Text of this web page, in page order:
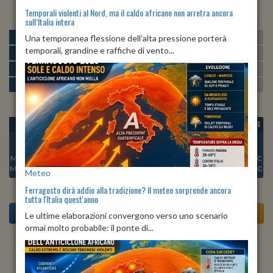
MATTINA min:19º max:29º U:
POMERIGGIO min:27º max:28º
SERA min:22º max:27º U:79% 87%
NOTTE min: 20º max:22º U:86%
OGGI
Min:
20°C
Max:20°C
DOM 09
Min:
Max:20°C
LUN 10
Min:19°C
Max:21°C
MAR 11
Min:
20°C
Max:22°C
MER 12
Max:22°C
GIO 13
Min:16°C
Max:19°C
VEN 14
16°C
Max:19°C
Previsioni del Tempo a Ampezzo tra 3 giorni
Temporali violenti al Nord, ma il caldo africano non arretra ancora
sull’Italia intera
Una temporanea flessione dell’alta pressione porterà
temporali, grandine e raffiche di vento...
Meteo
Ferragosto dirà addio alla tradizione? Il meteo sorprende ancora
tutta l'Italia quest'anno
Le ultime elaborazioni convergono verso uno scenario
ormai molto probabile: il ponte di...